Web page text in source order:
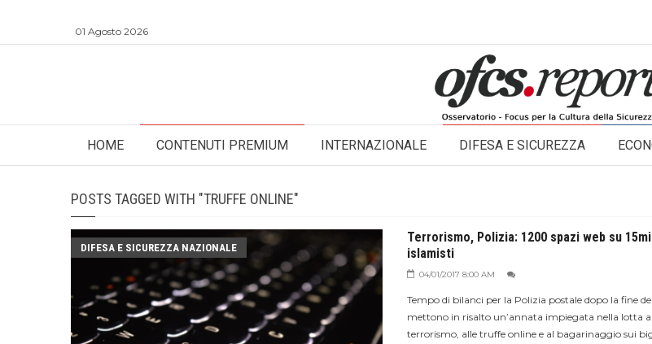
01 Agosto 2026
HOME CONTENUTI PREMIUM INTERNAZIONALE DIFESA E SICUREZZA
POSTS TAGGED WITH "TRUFFE ONLINE"
DIFESA E SICUREZZA NAZIONALE
Terrorismo, Polizia: 1200 spazi web su
islamisti
04/01/2017 8:00 AM
Tempo di bilanci per la Polizia postale dopo la fine
mettono in risalto un’annata impiegata nella lotta
terrorismo, alle truffe online e al bagarinaggio sui